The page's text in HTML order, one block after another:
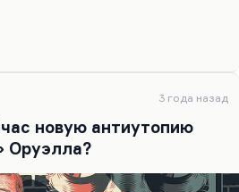
его лошади над ним
его несут. Смеются
сумасшедший талант,
куда-то по миру и не дает ему
врач» — как раз
аллегория.
3 года назад
новую антиутопию
Оруэлла?